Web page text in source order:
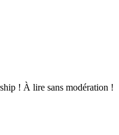
! À lire sans modération !